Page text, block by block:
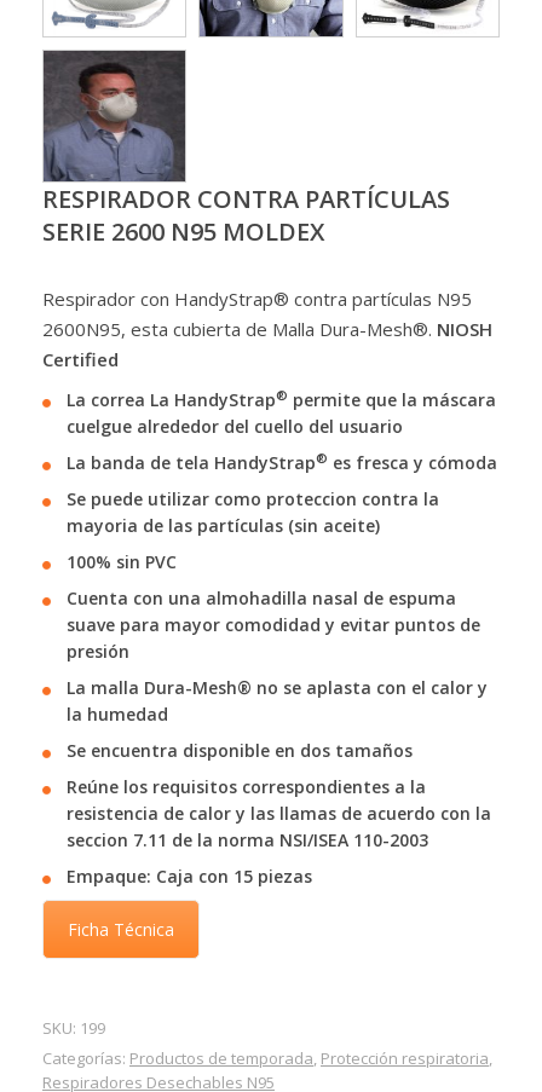
RESPIRADOR CONTRA PARTÍCULAS
SERIE 2600 N95 MOLDEX
Respirador con HandyStrap® contra partículas N95
2600N95, esta cubierta de Malla Dura-Mesh®. NIOSH
Certified
La correa La HandyStrap® permite que la máscara
cuelgue alrededor del cuello del usuario
La banda de tela HandyStrap® es fresca y cómoda
Se puede utilizar como proteccion contra la
mayoria de las partículas (sin aceite)
100% sin PVC
Cuenta con una almohadilla nasal de espuma
suave para mayor comodidad y evitar puntos de
presión
La malla Dura-Mesh® no se aplasta con el calor y
la humedad
Se encuentra disponible en dos tamaños
Reúne los requisitos correspondientes a la
resistencia de calor y las llamas de acuerdo con la
seccion 7.11 de la norma NSI/ISEA 110-2003
Empaque: Caja con 15 piezas
Ficha Técnica
SKU: 199
Categorías: Productos de temporada, Protección respiratoria,
Respiradores Desechables N95